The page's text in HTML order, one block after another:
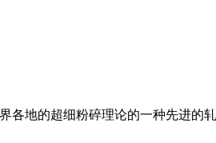
地的超细粉碎理论的一种先进的